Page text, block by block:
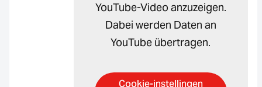
YouTube-Video anzuzeigen.
Dabei werden Daten an
YouTube übertragen.
Cookie-instellingen